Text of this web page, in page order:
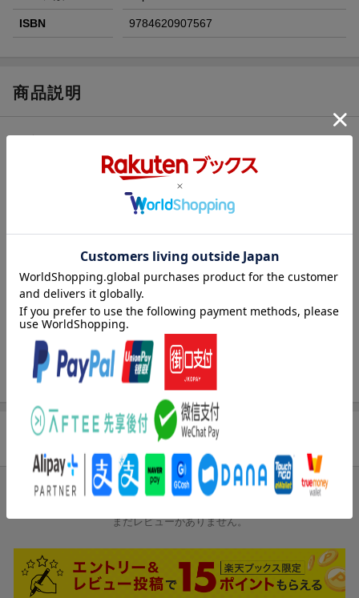
ISBN 9784620907567
商品説明
ニュース検定（5級）対応の公式教材です。中学入試で頻出の時事
問題を、わかりやすく解説しています。すべての漢字にふりがな
目次（「BOOK」データベースより）
経済分野（日本の国土と農林漁業／暮らしを支える工業 ほか）
／暮らし分野（社会で働くということ／減る人口 日本はどこ
へ？）／社会・環境分野（「環境」を守るために／災害列島ニッ
ポン ほか）／政治分野（国の政治、地域の政治／憲法と私たち
の暮らし ほか）／国際分野（日本と関係の深い国々／平和な世
界を求めて）／検定問題に挑戦！
ブックスのレビュー
まだレビューがありません。